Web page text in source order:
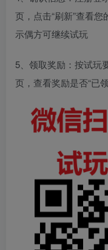
页，点击“刷新”查看
示偶方可继续试玩
5、领取奖励：按试玩
页，查看奖励是否“已